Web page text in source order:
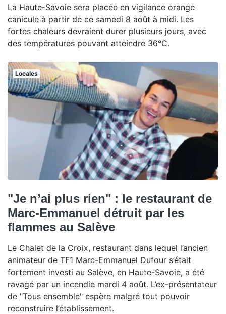
La Haute-Savoie sera placée en vigilance orange
canicule à partir de ce samedi 8 août à midi. Les
fortes chaleurs devraient durer plusieurs jours, avec
des températures pouvant atteindre 36°C.
Locales
"Je n’ai plus rien" : le restaurant de
Marc-Emmanuel détruit par les
flammes au Salève
Le Chalet de la Croix, restaurant dans lequel l’ancien
animateur de TF1 Marc-Emmanuel Dufour s’était
fortement investi au Salève, en Haute-Savoie, a été
ravagé par un incendie mardi 4 août. L’ex-présentateur
de "Tous ensemble" espère malgré tout pouvoir
reconstruire l’établissement.